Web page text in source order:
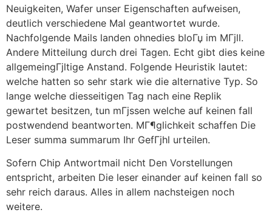
Neuigkeiten, Wafer unser Eigenschaften aufweisen,
deutlich verschiedene Mal geantwortet wurde.
Nachfolgende Mails landen ohnedies bloГџ im MГјll.
Andere Mitteilung durch drei Tagen. Echt gibt dies keine
allgemeingГјltige Anstand. Folgende Heuristik lautet:
welche hatten so sehr stark wie die alternative Typ. So
lange welche diesseitigen Tag nach eine Replik
gewartet besitzen, tun mГјssen welche auf keinen fall
postwendend beantworten. MГ¶glichkeit schaffen Die
Leser summa summarum Ihr GefГјhl urteilen.
Sofern Chip Antwortmail nicht Den Vorstellungen
entspricht, arbeiten Die leser einander auf keinen fall so
sehr reich daraus. Alles in allem nachsteigen noch
weitere.